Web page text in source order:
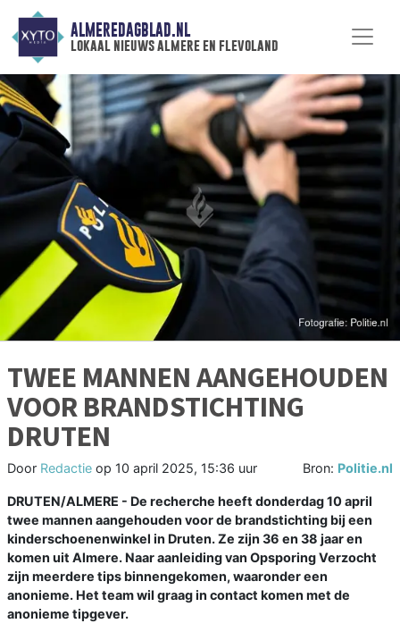
ALMEREDAGBLAD.NL
lokaal nieuws almere en flevoland
TWEE MANNEN AANGEHOUDEN
VOOR BRANDSTICHTING
DRUTEN
Door Redactie op 10 april 2025, 15:36 uur Bron: Politie.nl
DRUTEN/ALMERE - De recherche heeft donderdag 10 april
twee mannen aangehouden voor de brandstichting bij een
kinderschoenenwinkel in Druten. Ze zijn 36 en 38 jaar en
komen uit Almere. Naar aanleiding van Opsporing Verzocht
zijn meerdere tips binnengekomen, waaronder een
anonieme. Het team wil graag in contact komen met de
anonieme tipgever.